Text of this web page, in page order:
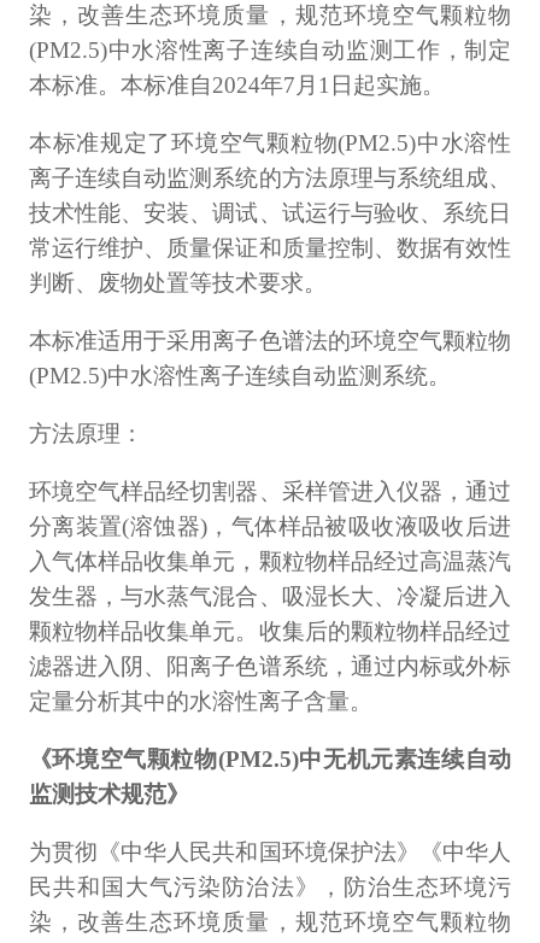
染，改善生态环境质量，规范环境空气颗粒物
(PM2.5)中水溶性离子连续自动监测工作，制定
本标准。本标准自2024年7月1日起实施。
本标准规定了环境空气颗粒物(PM2.5)中水溶性
离子连续自动监测系统的方法原理与系统组成、
技术性能、安装、调试、试运行与验收、系统日
常运行维护、质量保证和质量控制、数据有效性
判断、废物处置等技术要求。
本标准适用于采用离子色谱法的环境空气颗粒物
(PM2.5)中水溶性离子连续自动监测系统。
方法原理：
环境空气样品经切割器、采样管进入仪器，通过
分离装置(溶蚀器)，气体样品被吸收液吸收后进
入气体样品收集单元，颗粒物样品经过高温蒸汽
发生器，与水蒸气混合、吸湿长大、冷凝后进入
颗粒物样品收集单元。收集后的颗粒物样品经过
滤器进入阴、阳离子色谱系统，通过内标或外标
定量分析其中的水溶性离子含量。
《环境空气颗粒物(PM2.5)中无机元素连续自动
监测技术规范》
为贯彻《中华人民共和国环境保护法》《中华人
民共和国大气污染防治法》，防治生态环境污
染，改善生态环境质量，规范环境空气颗粒物